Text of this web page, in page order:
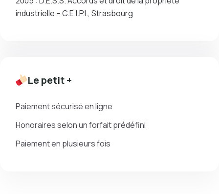
industrielle – C.E.I.P.I., Strasbourg
Le petit +
Paiement sécurisé en ligne
Honoraires selon un forfait prédéfini
Paiement en plusieurs fois